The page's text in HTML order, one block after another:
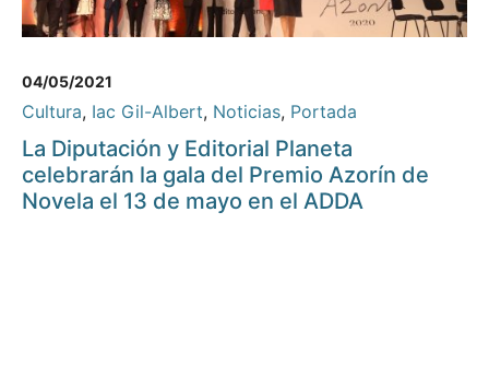
04/05/2021
Cultura, Iac Gil-Albert, Noticias, Portada
La Diputación y Editorial Planeta
celebrarán la gala del Premio Azorín de
Novela el 13 de mayo en el ADDA